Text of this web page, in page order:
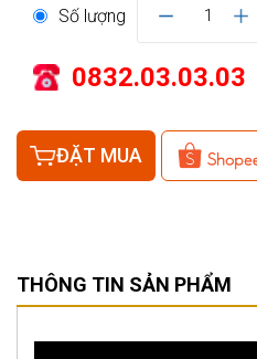
Số lượng 1
0832.03.03.03
ĐẶT MUA
THÔNG TIN SẢN PHẨM